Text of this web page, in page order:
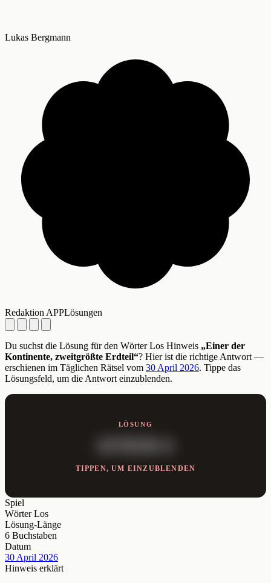
Lukas Bergmann
Redaktion APPLösungen
Du suchst die Lösung für den Wörter Los Hinweis „Einer der
Kontinente, zweitgrößte Erdteil“? Hier ist die richtige Antwort —
erschienen im Täglichen Rätsel vom 30 April 2026. Tippe das
Lösungsfeld, um die Antwort einzublenden.
LÖSUNG
TIPPEN, UM EINZUBLENDEN
Spiel
Wörter Los
Lösung-Länge
6 Buchstaben
Datum
30 April 2026
Hinweis erklärt